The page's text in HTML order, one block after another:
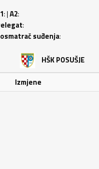
: |A2:
:
suđenja:
HŠK POSUŠJE
Izmjene